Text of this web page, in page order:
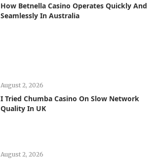
How Betnella Casino Operates Quickly And
Seamlessly In Australia
August 2, 2026
I Tried Chumba Casino On Slow Network
Quality In UK
August 2, 2026